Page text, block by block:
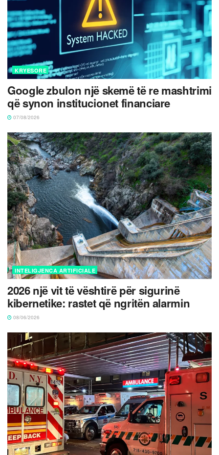
KRYESORE
Google zbulon një skemë të re mashtrimi
që synon institucionet financiare
07/08/2026
INTELIGJENCA ARTIFICIALE
2026 një vit të vështirë për sigurinë
kibernetike: rastet që ngritën alarmin
08/06/2026